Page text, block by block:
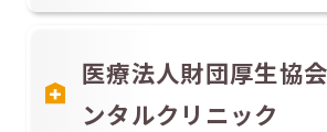
医療法人財団厚生協
ンタルクリニック